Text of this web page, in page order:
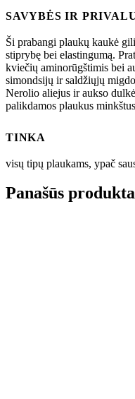
SAVYBĖS IR
Ši prabangi plaukų kaukė
stiprybę bei elastingumą.
kviečių aminorūgštimis bei
simondsijų ir saldžiųjų
Nerolio aliejus ir aukso
palikdamos plaukus
TINKA
visų tipų plaukams, ypač
Panašūs